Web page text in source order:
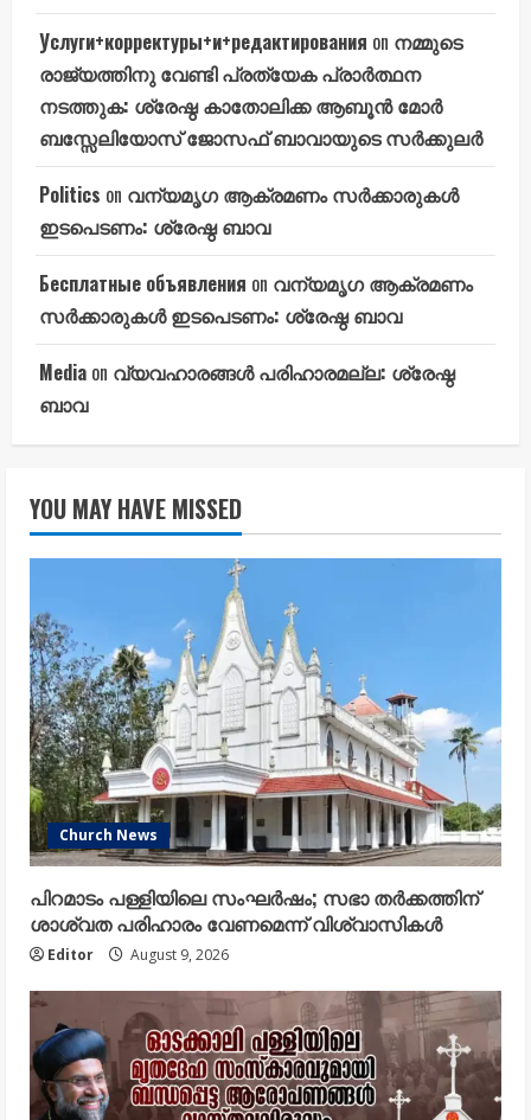
Услуги+корректуры+и+редактирования on നമ്മുടെ
രാജ്യത്തിനു വേണ്ടി പ്രത്യേക പ്രാർത്ഥന
നടത്തുക: ശ്രേഷ്ഠ കാതോലിക്ക ആബൂൻ മോർ
ബസ്സേലിയോസ് ജോസഫ് ബാവായുടെ സർക്കുലർ
Politics on വന്യമൃഗ ആക്രമണം സർക്കാരുകൾ
ഇടപെടണം: ശ്രേഷ്ഠ ബാവ
Бесплатные объявления on വന്യമൃഗ ആക്രമണം
സർക്കാരുകൾ ഇടപെടണം: ശ്രേഷ്ഠ ബാവ
Media on വ്യവഹാരങ്ങൾ പരിഹാരമല്ല: ശ്രേഷ്ഠ
ബാവ
YOU MAY HAVE MISSED
Church News
പിറമാടം പള്ളിയിലെ സംഘർഷം; സഭാ തർക്കത്തിന്
ശാശ്വത പരിഹാരം വേണമെന്ന് വിശ്വാസികൾ
Editor August 9, 2026